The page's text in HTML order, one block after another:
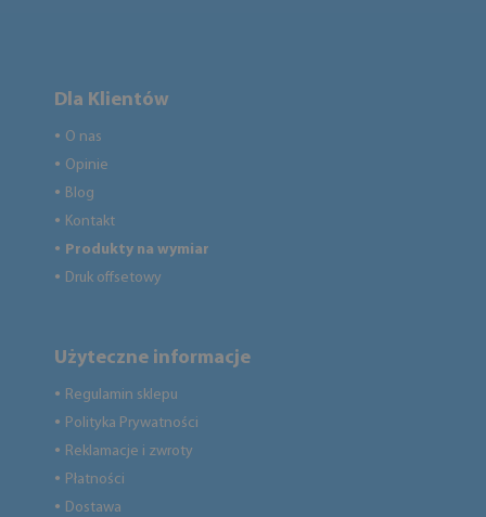
Dla Klientów
● O nas
● Opinie
● Blog
● Kontakt
● Produkty na wymiar
● Druk offsetowy
Użyteczne informacje
● Regulamin sklepu
● Polityka Prywatności
● Reklamacje i zwroty
● Płatności
● Dostawa